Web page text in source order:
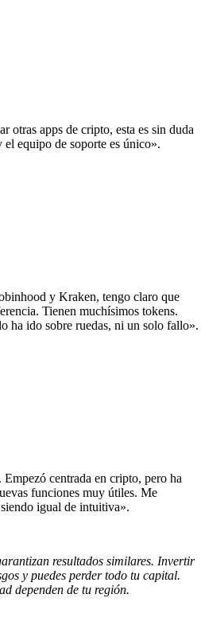
otras apps de cripto, esta es sin duda
equipo de soporte es único».
y Kraken, tengo claro que
Tienen muchísimos tokens.
ha ido sobre ruedas, ni un solo fallo».
centrada en cripto, pero ha
funciones muy útiles. Me
igual de intuitiva».
resultados similares. Invertir
y puedes perder todo tu capital.
dependen de tu región.